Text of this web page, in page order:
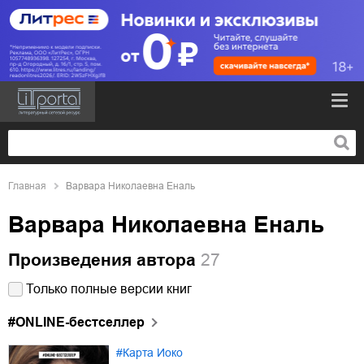
Главная Варвара Николаевна Еналь
Варвара Николаевна Еналь
Произведения автора 27
Только полные версии книг
#ONLINE-бестселлер
#Карта Иоко